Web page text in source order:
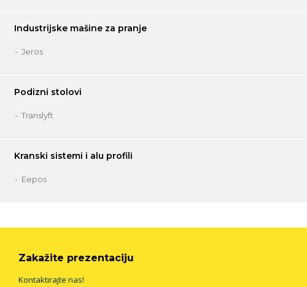
Industrijske mašine za pranje
Jeros
Podizni stolovi
Translyft
Kranski sistemi i alu profili
Eepos
Zakažite prezentaciju
Kontaktirajte nas!